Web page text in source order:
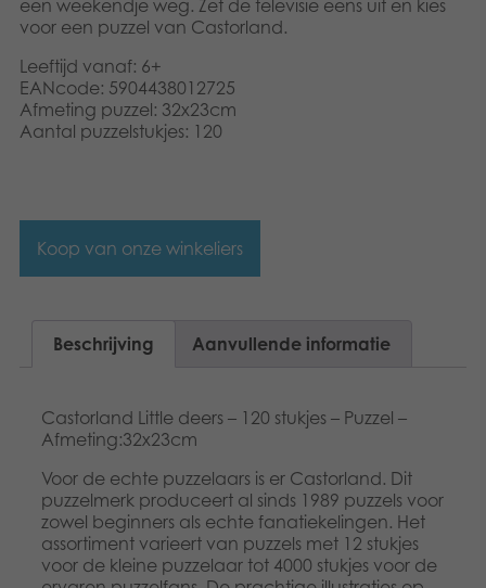
een weekendje weg. Zet de televisie eens uit en kies
voor een puzzel van Castorland.
Leeftijd vanaf: 6+
EANcode: 5904438012725
Afmeting puzzel: 32x23cm
Aantal puzzelstukjes: 120
Koop van onze winkeliers
Beschrijving Aanvullende informatie
Castorland Little deers – 120 stukjes – Puzzel –
Afmeting:32x23cm
Voor de echte puzzelaars is er Castorland. Dit
puzzelmerk produceert al sinds 1989 puzzels voor
zowel beginners als echte fanatiekelingen. Het
assortiment varieert van puzzels met 12 stukjes
voor de kleine puzzelaar tot 4000 stukjes voor de